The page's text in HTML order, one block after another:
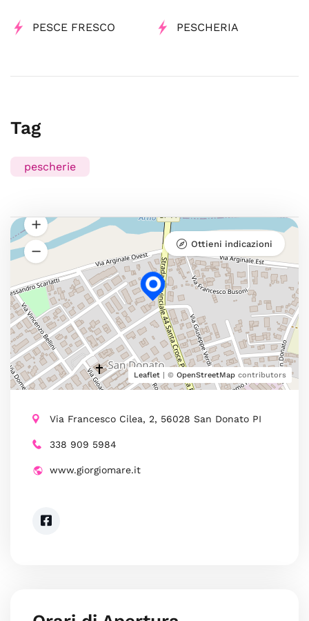
PESCE FRESCO PESCHERIA
Tag
pescherie
Leaflet | © OpenStreetMap contributors
Ottieni indicazioni
Via Francesco Cilea, 2, 56028 San Donato PI
338 909 5984
www.giorgiomare.it